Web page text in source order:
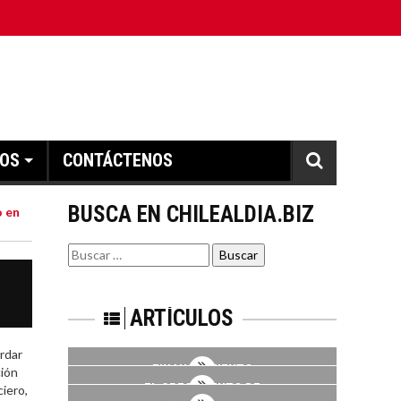
CONTÁCTENOS
en
BUSCA EN CHILEALDIA.BIZ
Buscar
por:
ARTÍCULOS
FINANCIAMIENTO
PARA PYMES EN
EL CRECIMIENTO DE